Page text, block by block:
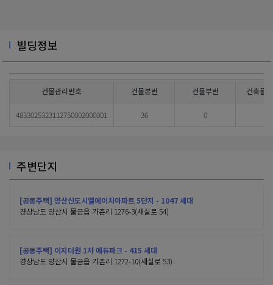
빌딩정보
건물관리번호 건물본번 건물부번 건축물
4833025323112750002000001 36 0
주변단지
[공동주택] 양산신도시엘에이치아파트 5단지 - 1047 세대
경상남도 양산시 물금읍 가촌리 1276-3(새실로 54)
[공동주택] 이지더원 1차 에듀파크 - 415 세대
경상남도 양산시 물금읍 가촌리 1272-10(새실로 53)